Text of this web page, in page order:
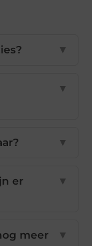
▼
▼
▼
er
▼
meer
▼